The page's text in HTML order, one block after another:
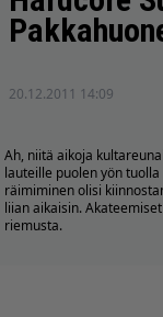
20.12.2011 14:09
Ah, niitä aikoja
lauteille puolen yön
räimiminen olisi
liian aikaisin.
riemusta.